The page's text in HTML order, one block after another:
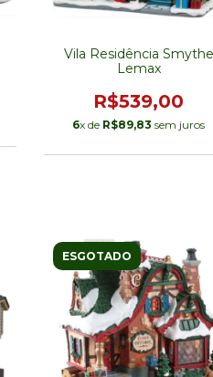
Vila Residência Smythe
Lemax
R$539,00
6x de R$89,83 sem juros
ESGOTADO